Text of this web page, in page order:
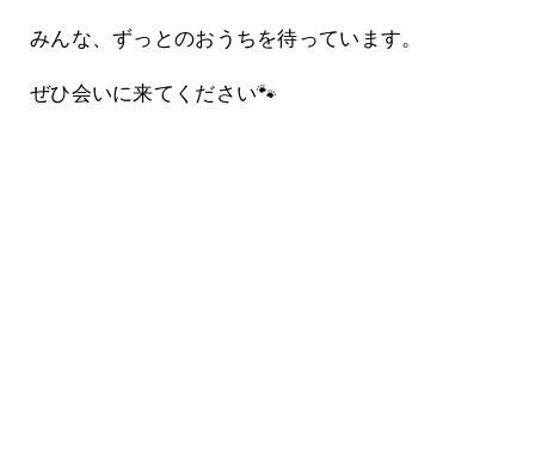
みんな、ずっとのおうちを待っています。
ぜひ会いに来てください🐾